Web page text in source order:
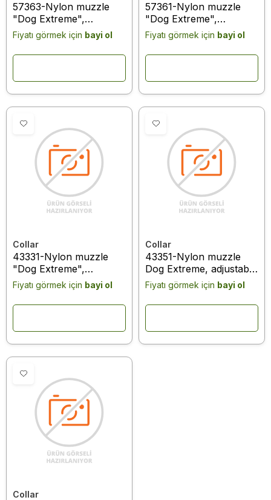
57363-Nylon muzzle
"Dog Extreme",
adjustable #3 (A:25-
34cm) (rottweiler, saint-
bernard, cane corso,
Fiyatı görmek için bayi ol
57361-Nylon muzzle
"Dog Extreme",
adjustable #3 (A:25-
34cm) (rottweiler, saint-
bernard, cane corso,
Fiyatı görmek için bayi ol
Collar
43331-Nylon muzzle
"Dog Extreme",
adjustable with D-ring #1
(A:14-20cm) ( black
Fiyatı görmek için bayi ol
Collar
43351-Nylon muzzle
Dog Extreme, adjustable
with D-ring 25-
34cmblack
Fiyatı görmek için bayi ol
Collar